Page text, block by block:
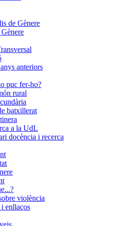
de Gènere
anteriors
puc fer-ho?
rural
batxillerat
a la UdL
docència i recerca
violència
enllaços